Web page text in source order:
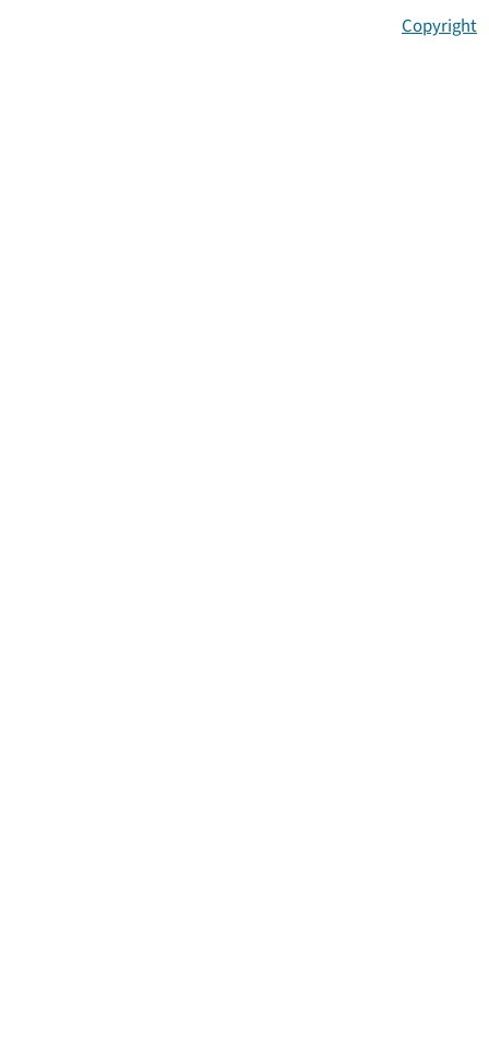
Copyright